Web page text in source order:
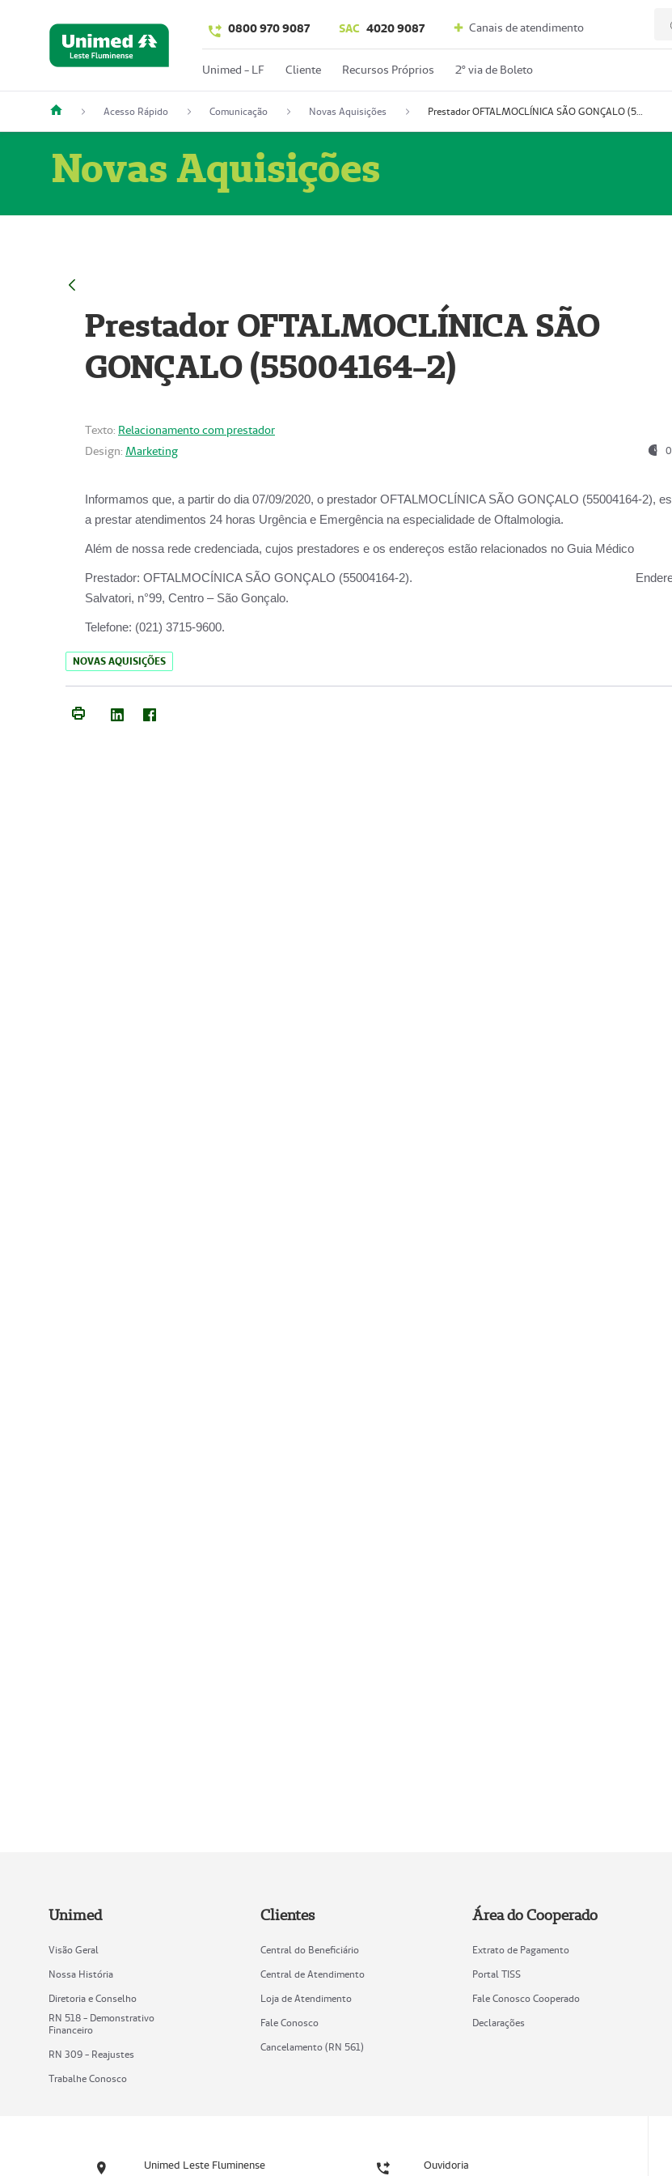
0800 970 9087 SAC 4020 9087 Canais de atendimento
Unimed - LF Cliente Recursos Próprios 2º via de Boleto
Acesso Rápido Comunicação Novas Aquisições Prestador OFTALMOCLÍNICA SÃO GONÇALO (55004164-2)
Novas Aquisições
Prestador OFTALMOCLÍNICA SÃO
GONÇALO (55004164-2)
Texto: Relacionamento com prestador
Design: Marketing
Informamos que, a partir do dia 07/09/2020, o prestador OFTALMOCLÍNICA SÃO GONÇALO (55004164-2),
a prestar atendimentos 24 horas Urgência e Emergência na especialidade de Oftalmologia.
Além de nossa rede credenciada, cujos prestadores e os endereços estão relacionados no Guia Médico
Prestador: OFTALMOCÍNICA SÃO GONÇALO (55004164-2).
Salvatori, n°99, Centro – São Gonçalo.
Telefone: (021) 3715-9600.
NOVAS AQUISIÇÕES
Unimed
Visão Geral
Nossa História
Diretoria e Conselho
RN 518 - Demonstrativo
Financeiro
RN 309 - Reajustes
Trabalhe Conosco
Clientes
Central do Beneficiário
Central de Atendimento
Loja de Atendimento
Fale Conosco
Cancelamento (RN 561)
Área do Cooperado
Extrato de Pagamento
Portal TISS
Fale Conosco Cooperado
Declarações
Unimed Leste Fluminense Ouvidoria